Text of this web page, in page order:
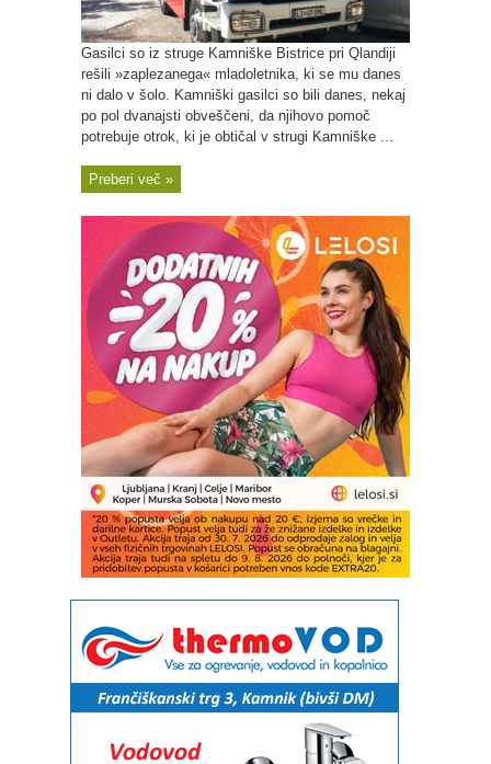
Gasilci so iz struge Kamniške Bistrice pri Qlandiji
rešili »zaplezanega« mladoletnika, ki se mu danes
ni dalo v šolo. Kamniški gasilci so bili danes, nekaj
po pol dvanajsti obveščeni, da njihovo pomoč
potrebuje otrok, ki je obtičal v strugi Kamniške ...
Preberi več »